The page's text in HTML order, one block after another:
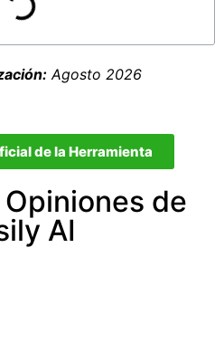
Agosto 2026
de la Herramienta
de
AI